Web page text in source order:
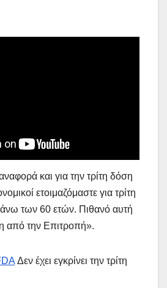
και για την τρίτη δόση
ετοιμαζόμαστε για τρίτη
των 60 ετών. Πιθανό αυτή
από την Επιτροπή».
Δεν έχει εγκρίνει την τρίτη